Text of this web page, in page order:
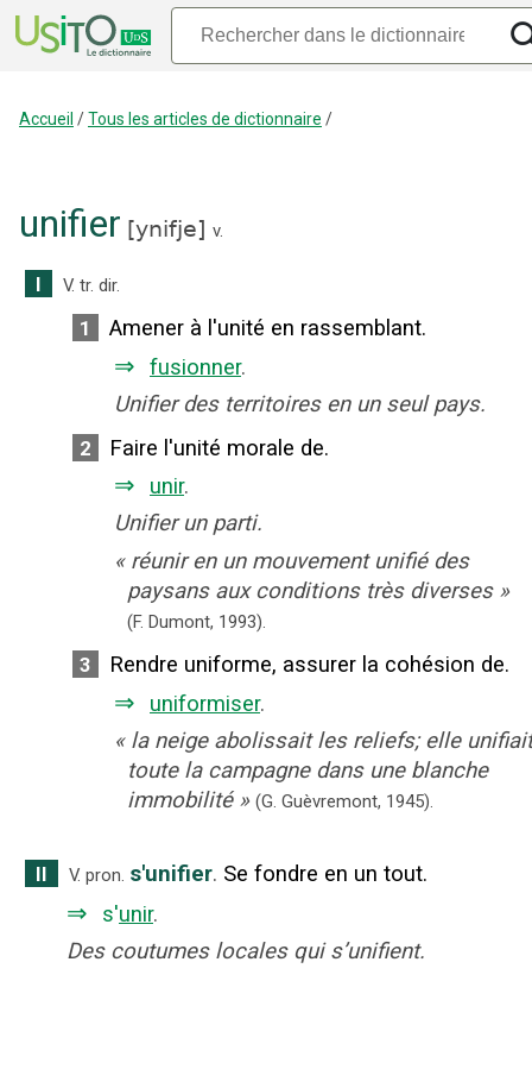
Accueil /Tous les articles de dictionnaire /
unifier [ynifje] v.
I V. tr. dir.
1 Amener à l'unité en rassemblant.
⇒ fusionner.
Unifier des territoires en un seul pays.
2 Faire l'unité morale de.
⇒ unir.
Unifier un parti.
« réunir en un mouvement unifié des
paysans aux conditions très diverses »
(F. Dumont, 1993).
3 Rendre uniforme, assurer la cohésion de.
⇒ uniformiser.
« la neige abolissait les reliefs; elle unifiait
toute la campagne dans une blanche
immobilité » (G. Guèvremont, 1945).
II V. pron. s'unifier. Se fondre en un tout.
⇒ s'unir.
Des coutumes locales qui s’unifient.